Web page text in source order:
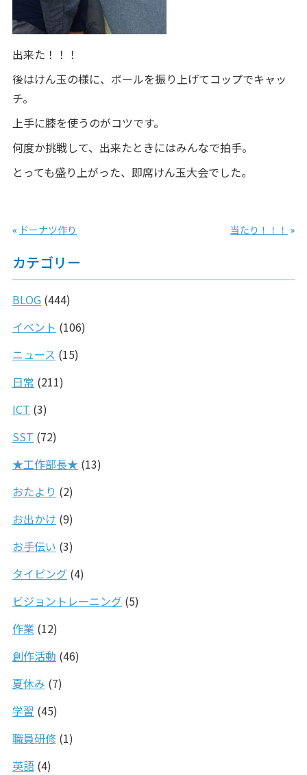
出来た！！！
後はけん玉の様に、ボールを振り上げてコップでキャッ
チ。
上手に膝を使うのがコツです。
何度か挑戦して、出来たときにはみんなで拍手。
とっても盛り上がった、即席けん玉大会でした。
« ドーナツ作り 当たり！！！ »
カテゴリー
BLOG(444)
イベント (106)
ニュース (15)
日常 (211)
ICT (3)
SST (72)
★工作部長★ (13)
おたより (2)
お出かけ (9)
お手伝い (3)
タイピング(4)
ビジョントレーニング(5)
作業(12)
創作活動 (46)
夏休み (7)
学習 (45)
職員研修(1)
英語(4)